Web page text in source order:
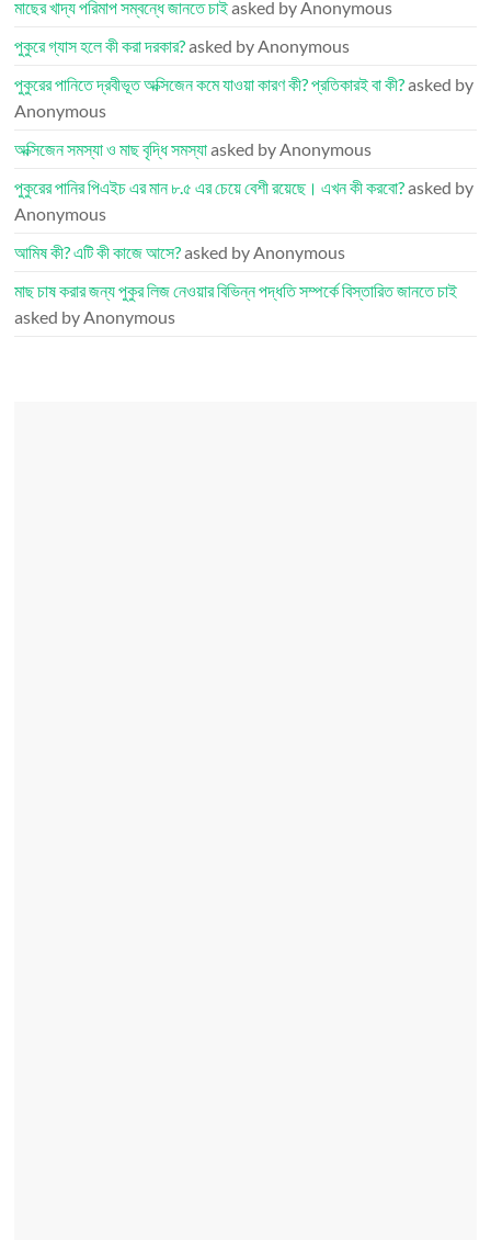
মাছের খাদ্য পরিমাপ সম্বন্ধে জানতে চাইasked by Anonymous
পুকুরে গ্যাস হলে কী করা দরকার?asked by Anonymous
পুকুরের পানিতে দ্রবীভূত অক্সিজেন কমে যাওয়া কারণ কী? প্রতিকারই বা কী?asked by
Anonymous
অক্সিজেন সমস্যা ও মাছ বৃদ্ধি সমস্যাasked by Anonymous
পুকুরের পানির পিএইচ এর মান ৮.৫ এর চেয়ে বেশী রয়েছে। এখন কী করবো?asked by
Anonymous
আমিষ কী? এটি কী কাজে আসে?asked by Anonymous
মাছ চাষ করার জন্য পুকুর লিজ নেওয়ার বিভিন্ন পদ্ধতি সম্পর্কে বিস্তারিত জানতে চাই
asked by Anonymous